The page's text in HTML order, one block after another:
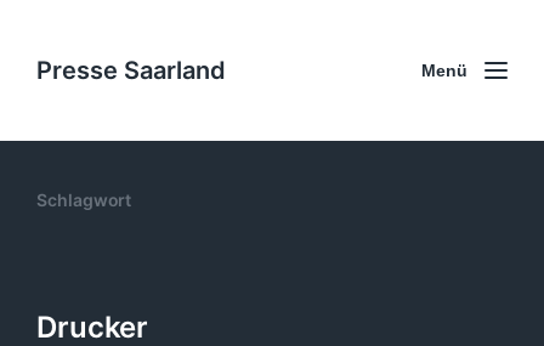
Presse Saarland Menü
Schlagwort
Drucker